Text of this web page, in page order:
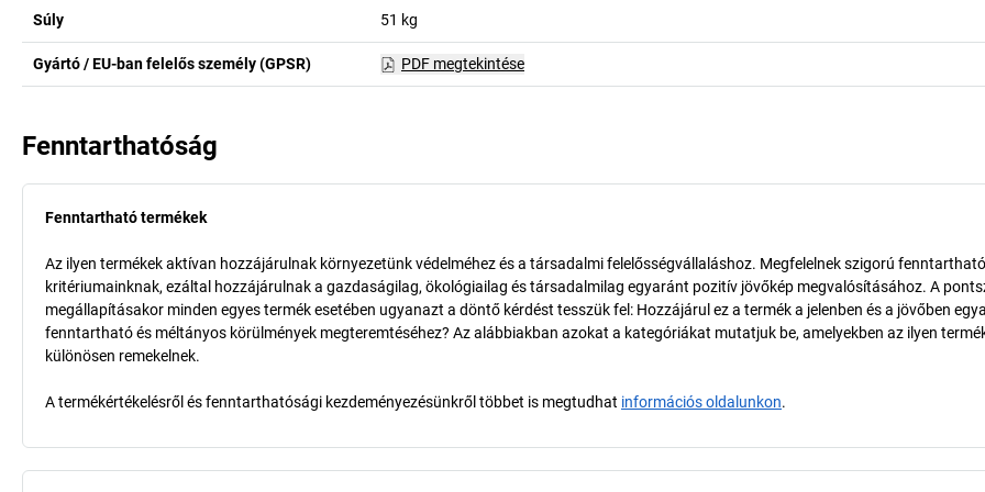
Súly 51 kg
Gyártó / EU-ban felelős személy (GPSR) PDF megtekintése
Fenntarthatóság
Fenntartható termékek
Az ilyen termékek aktívan hozzájárulnak környezetünk védelméhez és a társadalmi felelősségvállaláshoz. Megfelelnek szigorú
kritériumainknak, ezáltal hozzájárulnak a gazdaságilag, ökológiailag és társadalmilag egyaránt pozitív jövőkép megvalósításához. A
megállapításakor minden egyes termék esetében ugyanazt a döntő kérdést tesszük fel: Hozzájárul ez a termék a jelenben és a jövőben
fenntartható és méltányos körülmények megteremtéséhez? Az alábbiakban azokat a kategóriákat mutatjuk be, amelyekben az ilyen
különösen remekelnek.
A termékértékelésről és fenntarthatósági kezdeményezésünkről többet is megtudhat információs oldalunkon.